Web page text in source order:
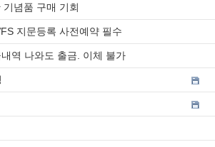
념품 구매 기회
지문등록 사전예약 필수
역 나와도 출금. 이체 불가